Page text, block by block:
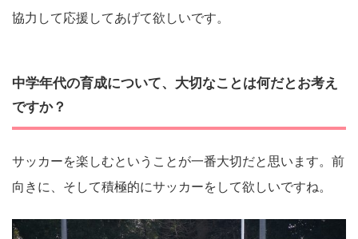
協力して応援してあげて欲しいです。
中学年代の育成について、大切なことは何だとお考え
ですか？
サッカーを楽しむということが一番大切だと思います。前
向きに、そして積極的にサッカーをして欲しいですね。